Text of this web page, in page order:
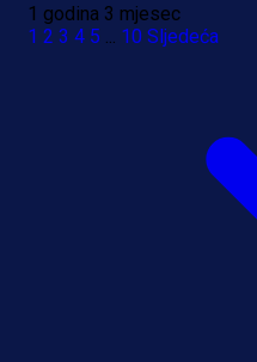
1 godina 3 mjesec
1 2 3 4 5 ... 10 Sljedeća